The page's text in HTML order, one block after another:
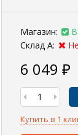
Магазин:
Склад А:
6 049 ₽
Купить в 1